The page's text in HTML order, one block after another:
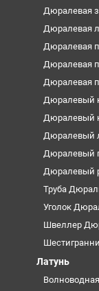
Дюралевая
Дюралевая
Дюралевая
Дюралевая
Дюралевая
Дюралевый
Дюралевый
Дюралевый
Дюралевый
Дюралевый
Труба
Уголок
Швеллер
Латунь